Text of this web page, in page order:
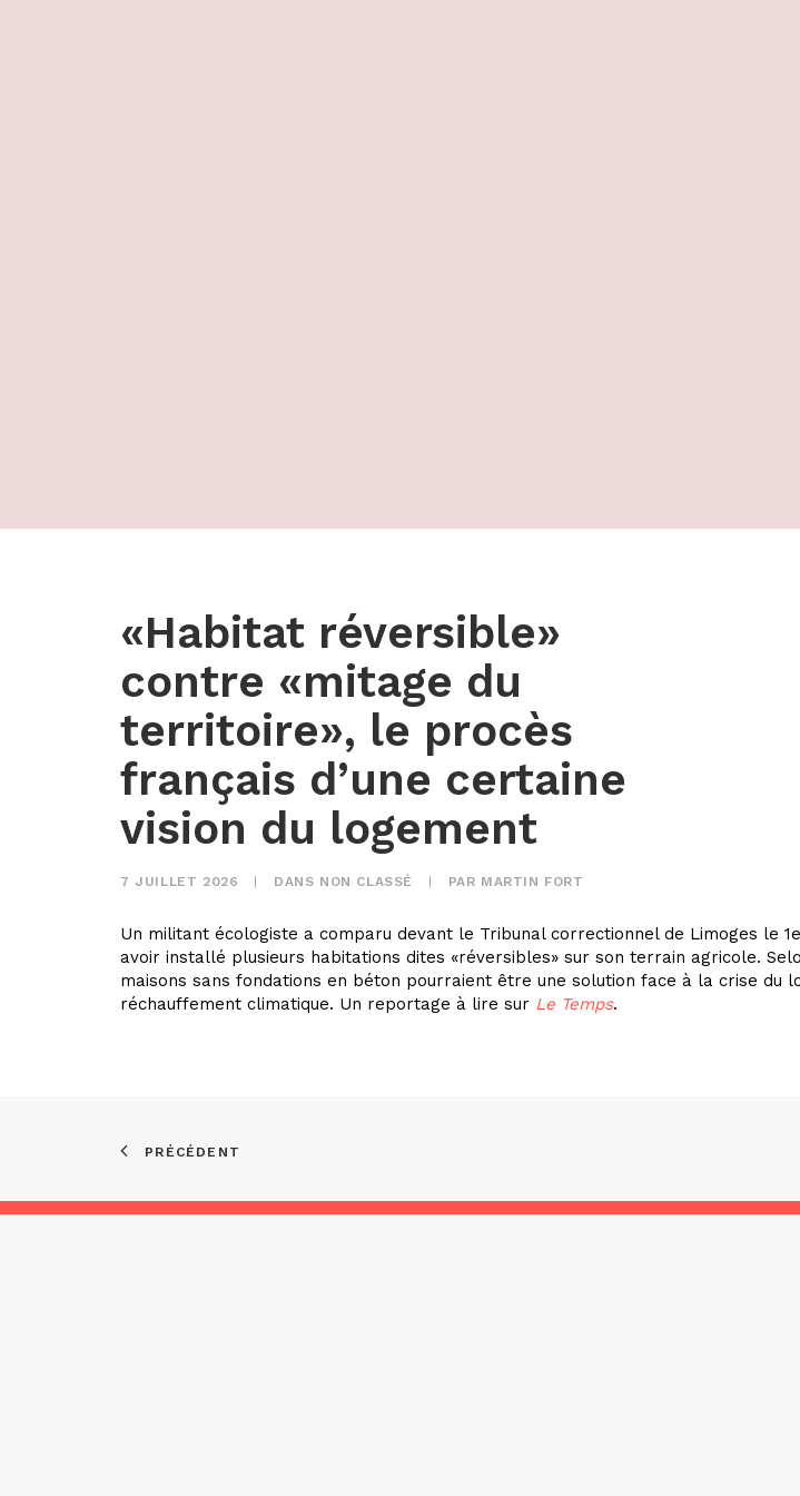
«Habitat réversible»
contre «mitage du
territoire», le procès
français d’une certaine
vision du logement
7 JUILLET 2026 DANS NON CLASSÉ PAR MARTIN FORT
Un militant écologiste a comparu devant le Tribunal correctionnel de Limoges le
avoir installé plusieurs habitations dites «réversibles» sur son terrain agricole.
maisons sans fondations en béton pourraient être une solution face à la crise du
réchauffement climatique. Un reportage à lire sur Le Temps.
PRÉCÉDENT